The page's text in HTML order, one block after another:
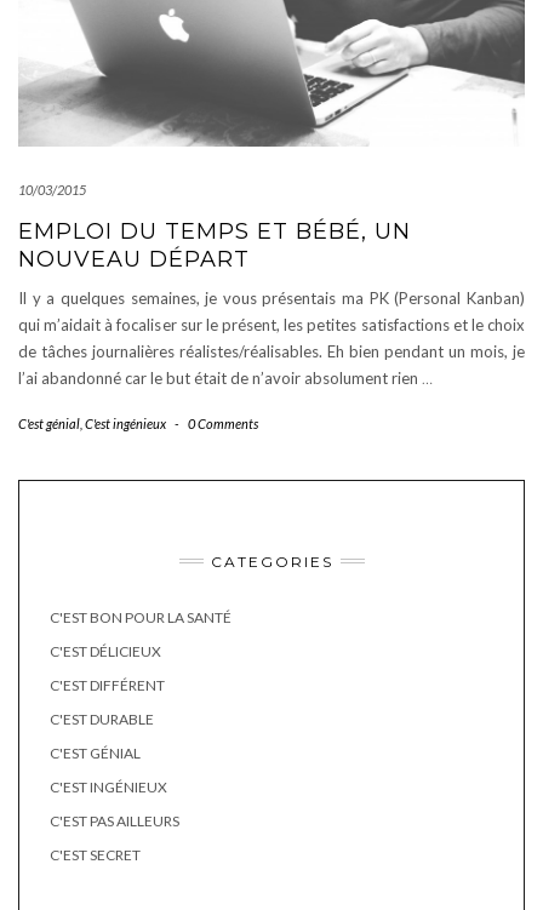
10/03/2015
EMPLOI DU TEMPS ET BÉBÉ, UN
NOUVEAU DÉPART
Il y a quelques semaines, je vous présentais ma PK (Personal Kanban)
qui m’aidait à focaliser sur le présent, les petites satisfactions et le choix
de tâches journalières réalistes/réalisables. Eh bien pendant un mois, je
l’ai abandonné car le but était de n’avoir absolument rien …
C'est génial C'est ingénieux - 0 Comments
CATEGORIES
C'EST BON POUR LA SANTÉ
C'EST DÉLICIEUX
C'EST DIFFÉRENT
C'EST DURABLE
C'EST GÉNIAL
C'EST INGÉNIEUX
C'EST PAS AILLEURS
C'EST SECRET